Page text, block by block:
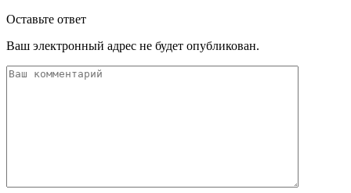
Оставьте ответ
Ваш электронный адрес не будет опубликован.